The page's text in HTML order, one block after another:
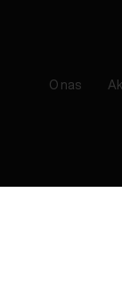
O nas